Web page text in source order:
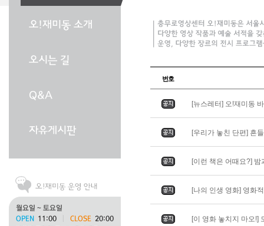
번호
[뉴스레터] 오!재미동
[우리가 놓친 단편] 흔
[이런 책은 어때요?]
[나의 인생 영화] 영화
[이 영화 놓치지 마오!]